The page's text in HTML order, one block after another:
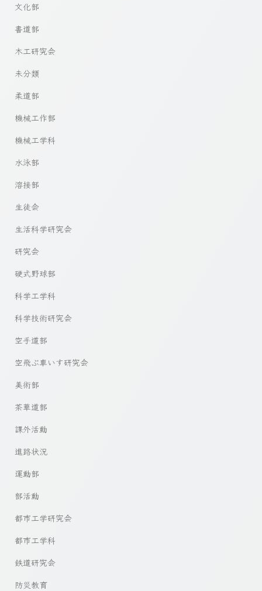
文化部
書道部
木工研究会
未分類
柔道部
機械工作部
機械工学科
水泳部
溶接部
生徒会
生活科学研究会
研究会
硬式野球部
科学工学科
科学技術研究会
空手道部
空飛ぶ車いす研究会
美術部
茶華道部
課外活動
進路状況
運動部
部活動
都市工学研究会
都市工学科
鉄道研究会
防災教育